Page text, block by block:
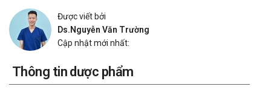
Được viết bởi
Ds.Nguyễn Văn Trường
Cập nhật mới nhất:
Thông tin dược phẩm